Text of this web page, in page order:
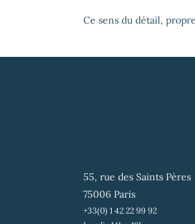
Ce sens du détail,
55, rue des Saints Pères
75006 Paris
+33(0) 1 42 22 99 92